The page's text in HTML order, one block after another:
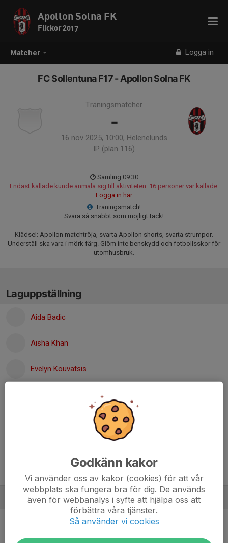
Matcher Logga in
Apollon Solna FK
Flickor 2017
FC Sollentuna F17 - Apollon Solna FK
Träningsmatcher
-
16 nov 2025, 10:00, Helenelunds
IP (plan 116)
Samling 09:30
Endast kallade kunde anmäla sig till aktiviteten. 16 personer var kallade.
Logga in här
Träningsmatch!
Svara så snabbt som möjligt tack!
Klädsel: Apollon matchtröja, svarta Apollon shorts, svarta strumpor.
Underställ ska vara i mörk färg. Glöm inte benskydd och fotbollsskor för
utomhusbruk.
Laguppställning
Aida Badic
Aisha Khan
Evelyn Kouvatsis
Ledare
Amir SokolovicTränare
Godkänn kakor
Vi använder oss av kakor (cookies) för att vår
webbplats ska fungera bra för dig. De används
även för webbanalys i syfte att hjälpa oss att
förbättra våra tjänster.
Så använder vi cookies